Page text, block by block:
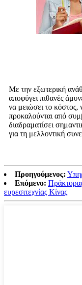
Με την εξωτερική
αποφύγει πιθανές
να μειώσει το κόστος,
προκαλούνται από
διαδραματίσει
για τη μελλοντική
Προηγούμενος:
Επόμενο:
ευρεσιτεχνίας Κίνας